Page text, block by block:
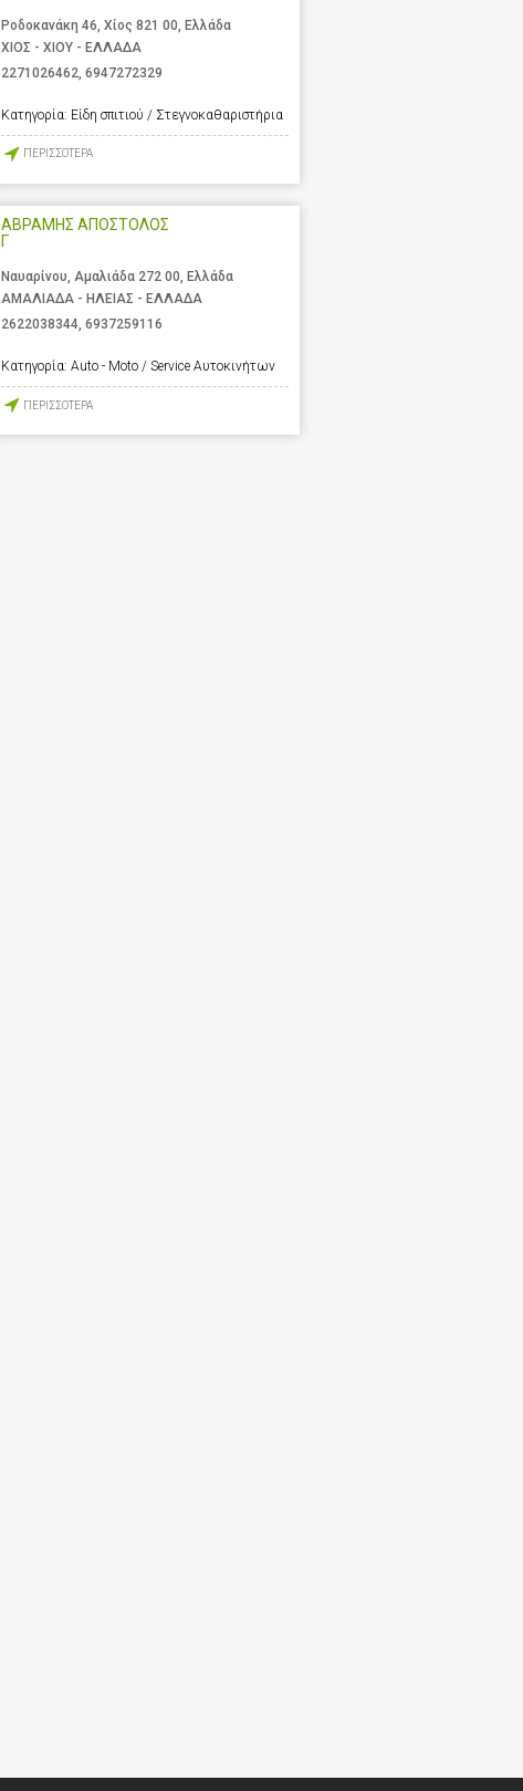
Ροδοκανάκη 46, Χίος 821 00, Ελλάδα
ΧΙΟΣ - ΧΙΟΥ - ΕΛΛΑΔΑ
2271026462 6947272329
Κατηγορία: Είδη σπιτιού / Στεγνοκαθαριστήρια
ΠΕΡΙΣΣΟΤΕΡΑ
ΑΒΡΑΜΗΣ ΑΠΟΣΤΟΛΟΣ
Γ
Ναυαρίνου, Αμαλιάδα 272 00, Ελλάδα
ΑΜΑΛΙΑΔΑ - ΗΛΕΙΑΣ - ΕΛΛΑΔΑ
2622038344, 6937259116
Κατηγορία: Auto - Moto / Service Αυτοκινήτων
ΠΕΡΙΣΣΟΤΕΡΑ